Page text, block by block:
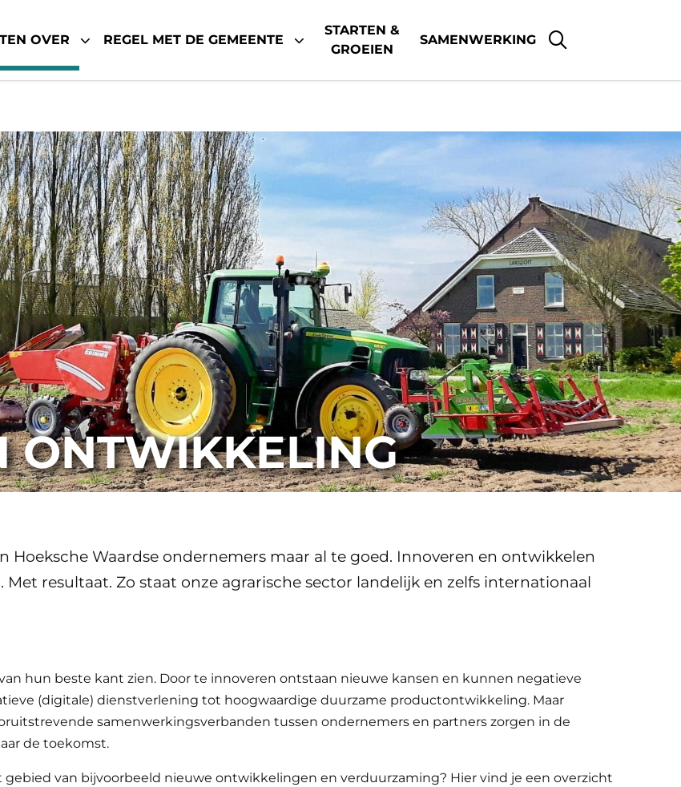
OVER REGEL MET DE GEMEENTE
STARTEN &
GROEIEN
SAMENWERKING
ONTWIKKELING
Waardse ondernemers maar al te goed. Innoveren en ontwikkelen
resultaat. Zo staat onze agrarische sector landelijk en zelfs internationaal
hun beste kant zien. Door te innoveren ontstaan nieuwe kansen en kunnen negatieve
(digitale) dienstverlening tot hoogwaardige duurzame productontwikkeling. Maar
samenwerkingsverbanden tussen ondernemers en partners zorgen in de
de toekomst.
van bijvoorbeeld nieuwe ontwikkelingen en verduurzaming? Hier vind je een overzicht